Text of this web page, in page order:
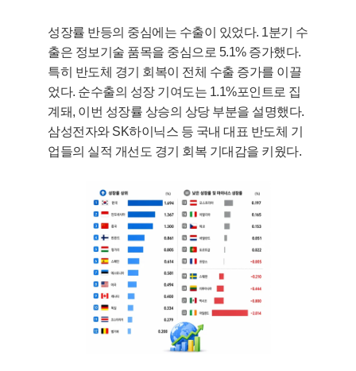
성장률 반등의 중심에는 수출이 있었다. 1분기 수
출은 정보기술 품목을 중심으로 5.1% 증가했다.
특히 반도체 경기 회복이 전체 수출 증가를 이끌
었다. 순수출의 성장 기여도는 1.1%포인트로 집
계돼, 이번 성장률 상승의 상당 부분을 설명했다.
삼성전자와 SK하이닉스 등 국내 대표 반도체 기
업들의 실적 개선도 경기 회복 기대감을 키웠다.